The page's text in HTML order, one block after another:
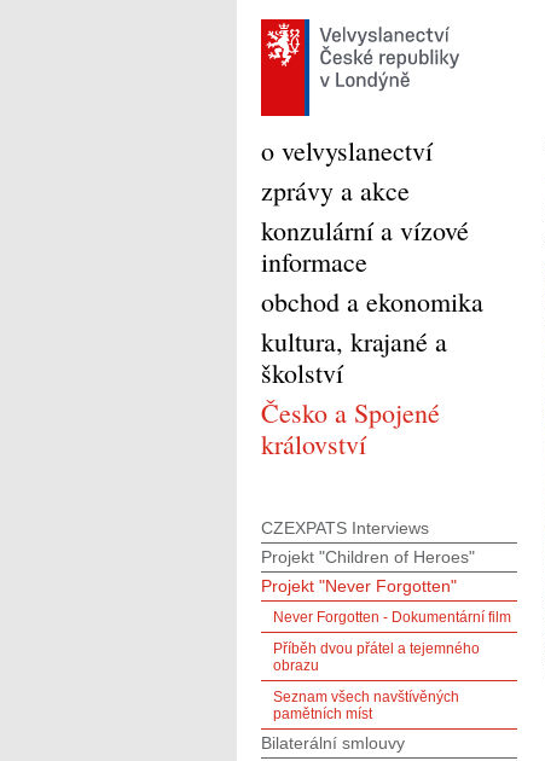
o velvyslanectví
zprávy a akce
konzulární a vízové
informace
obchod a ekonomika
kultura, krajané a
školství
Česko a Spojené
království
CZEXPATS Interviews
Projekt "Children of Heroes"
Projekt "Never Forgotten"
Never Forgotten - Dokumentární film
Příběh dvou přátel a tejemného
obrazu
Seznam všech navštívěných
pamětních míst
Bilaterální smlouvy